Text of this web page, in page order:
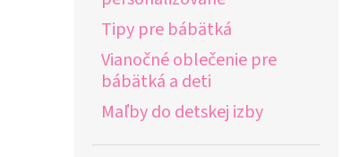
Tipy pre bábätká
Vianočné oblečenie pre
bábätká a deti
Maľby do detskej izby